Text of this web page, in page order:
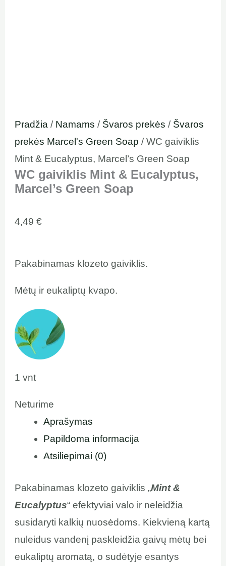
Pradžia / Namams / Švaros prekės / Švaros
prekės Marcel's Green Soap / WC gaiviklis
Mint & Eucalyptus, Marcel’s Green Soap
WC gaiviklis Mint & Eucalyptus,
Marcel’s Green Soap
4,49€
Pakabinamas klozeto gaiviklis.
Mėtų ir eukaliptų kvapo.
1 vnt
Neturime
Aprašymas
Papildoma informacija
Atsiliepimai (0)
Pakabinamas klozeto gaiviklis „Mint &
Eucalyptus“ efektyviai valo ir neleidžia
susidaryti kalkių nuosėdoms. Kiekvieną kartą
nuleidus vandenį paskleidžia gaivų mėtų bei
eukaliptų aromatą, o sudėtyje esantys